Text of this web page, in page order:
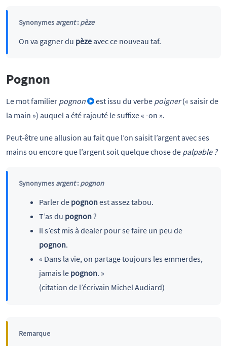
Synonymes argent: pèze
On va gagner du pèzeavec ce nouveau taf.
Pognon
Le mot familier pognon est issu du verbe poigner(« saisir de
la main ») auquel a été rajouté le suffixe « -on ».
Peut-être une allusion au fait que l’on saisit l’argent avec ses
mains ou encore que l’argent soit quelque chose de palpable ?
Synonymes argent: pognon
Parler de pognonest assez tabou.
T’as du pognon?
Il s’est mis à dealer pour se faire un peu de
pognon.
« Dans la vie, on partage toujours les emmerdes,
jamais le pognon. »
(citation de l’écrivain Michel Audiard)
Remarque